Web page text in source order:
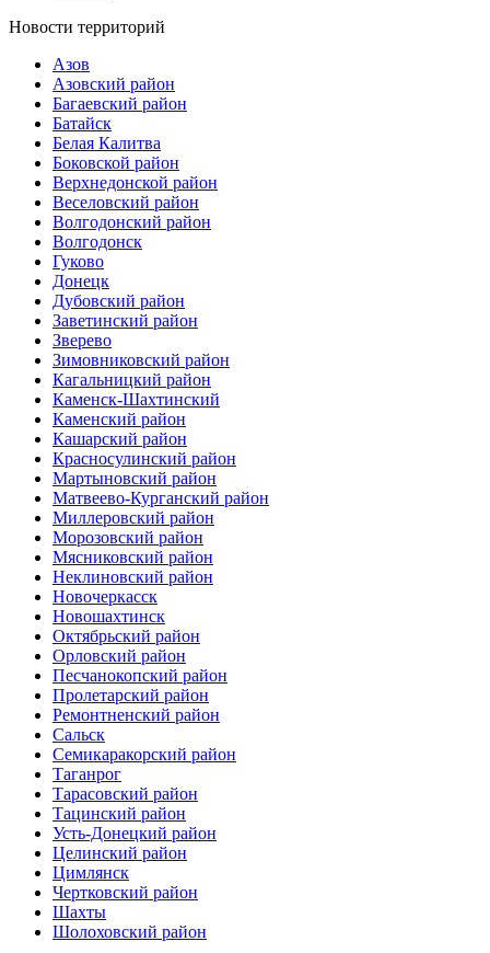
Новости территорий
Азов
Азовский район
Багаевский район
Батайск
Белая Калитва
Боковской район
Верхнедонской район
Веселовский район
Волгодонский район
Волгодонск
Гуково
Донецк
Дубовский район
Заветинский район
Зверево
Зимовниковский район
Кагальницкий район
Каменск-Шахтинский
Каменский район
Кашарский район
Красносулинский район
Мартыновский район
Матвеево-Курганский район
Миллеровский район
Морозовский район
Мясниковский район
Неклиновский район
Новочеркасск
Новошахтинск
Октябрьский район
Орловский район
Песчанокопский район
Пролетарский район
Ремонтненский район
Сальск
Семикаракорский район
Таганрог
Тарасовский район
Тацинский район
Усть-Донецкий район
Целинский район
Цимлянск
Чертковский район
Шахты
Шолоховский район